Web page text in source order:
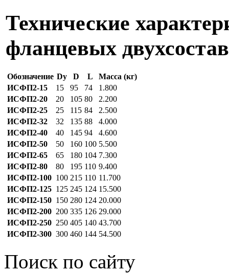
Технические
фланцевых
Обозначение Dy D L
Масса (кг)
ИСФП2-15
15 95 74
1.800
ИСФП2-20
20 105 80
2.200
ИСФП2-25
25 115 84
2.500
ИСФП2-32
32 135 88
4.000
ИСФП2-40
40 145 94
4.600
ИСФП2-50
50 160 100 5.500
ИСФП2-65
65 180 104 7.300
ИСФП2-80
80 195 110 9.400
ИСФП2-100 100 215 110 11.700
ИСФП2-125 125 245 124 15.500
ИСФП2-150 150 280 124 20.000
ИСФП2-200 200 335 126 29.000
ИСФП2-250 250 405 140 43.700
ИСФП2-300 300 460 144 54.500
Поиск по сайту